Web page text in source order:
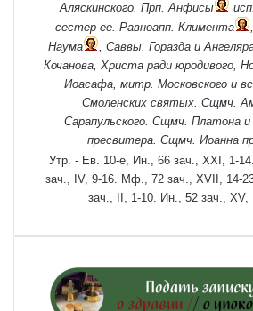
Аляскинского. Прп.Анфисы
сестер ее. Равноапп. Климента
Наума
, Саввы, Горазда и
Кочанова, Христа ради юродивого,
Иоасафа, митр. Московского и
Смоленских святых. Сщмч.
Сарапульского. Сщмч. Платонаи
пресвитера. Сщмч. Иоанна
Утр. - Ев. 10-е, Ин., 66 зач., XXI, 1-14.
зач., IV, 9-16. Мф., 72 зач., XVII, 14-
зач., II, 1-10. Ин., 52 зач., XV,